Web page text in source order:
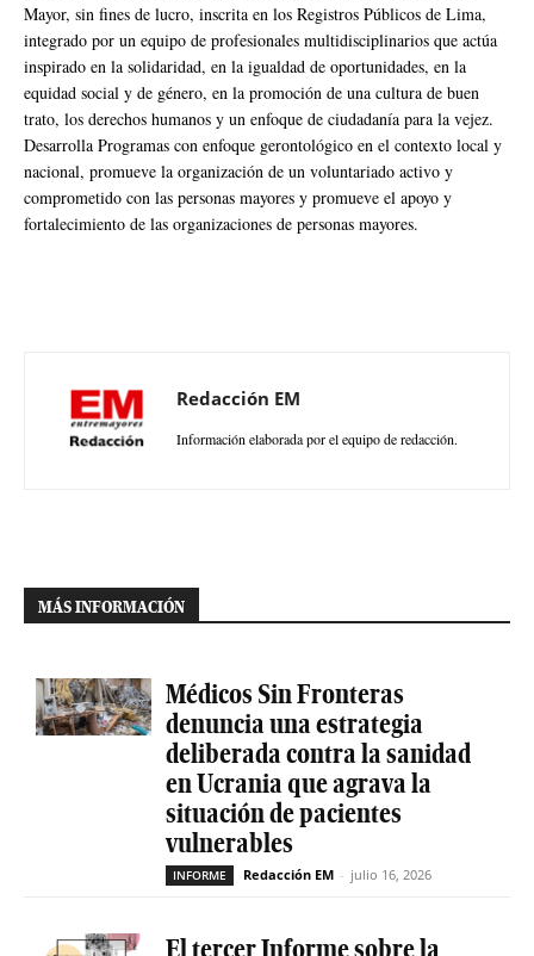
Mayor, sin fines de lucro, inscrita en los Registros Públicos de Lima,
integrado por un equipo de profesionales multidisciplinarios que actúa
inspirado en la solidaridad, en la igualdad de oportunidades, en la
equidad social y de género, en la promoción de una cultura de buen
trato, los derechos humanos y un enfoque de ciudadanía para la vejez.
Desarrolla Programas con enfoque gerontológico en el contexto local y
nacional, promueve la organización de un voluntariado activo y
comprometido con las personas mayores y promueve el apoyo y
fortalecimiento de las organizaciones de personas mayores.
Redacción EM
Información elaborada por el equipo de redacción.
MÁS INFORMACIÓN
Médicos Sin Fronteras
denuncia una estrategia
deliberada contra la sanidad
en Ucrania que agrava la
situación de pacientes
vulnerables
INFORME Redacción EM - julio 16, 2026
El tercer Informe sobre la